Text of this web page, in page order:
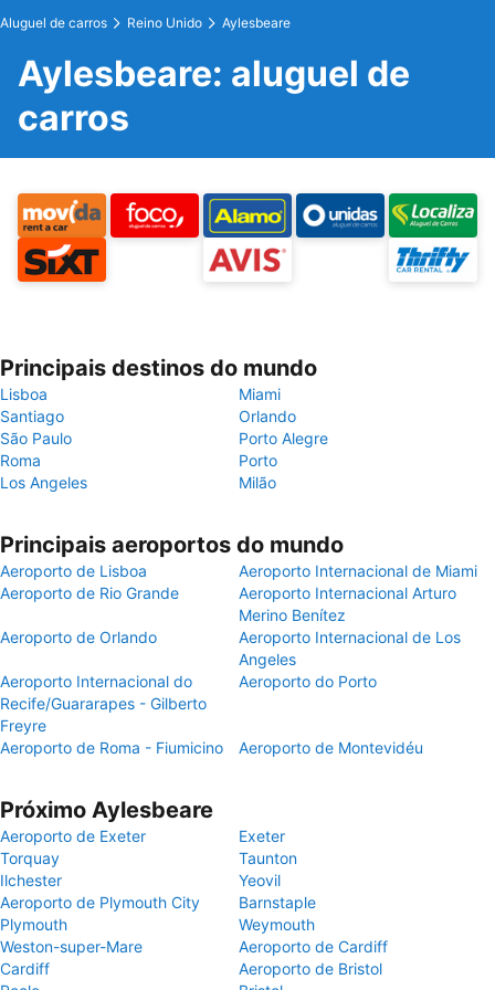
Aluguel de carros Reino Unido Aylesbeare
Aylesbeare: aluguel de
carros
Principais destinos do mundo
Lisboa
Miami
Santiago
Orlando
São Paulo
Porto Alegre
Roma
Porto
Los Angeles
Milão
Principais aeroportos do mundo
Aeroporto de Lisboa
Aeroporto Internacional de Miami
Aeroporto de Rio Grande
Aeroporto Internacional Arturo
Merino Benítez
Aeroporto de Orlando
Aeroporto Internacional de Los
Angeles
Aeroporto Internacional do
Recife/Guararapes - Gilberto
Freyre
Aeroporto do Porto
Aeroporto de Roma - Fiumicino Aeroporto de Montevidéu
Próximo Aylesbeare
Aeroporto de Exeter
Exeter
Torquay
Taunton
Ilchester
Yeovil
Aeroporto de Plymouth City
Barnstaple
Plymouth
Weymouth
Weston-super-Mare
Aeroporto de Cardiff
Cardiff
Aeroporto de Bristol